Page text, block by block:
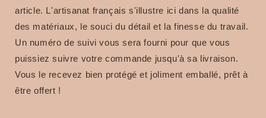
article. L'artisanat français s'illustre ici dans la qualité
des matériaux, le souci du détail et la finesse du travail.
Un numéro de suivi vous sera fourni pour que vous
puissiez suivre votre commande jusqu'à sa livraison.
Vous le recevez bien protégé et joliment emballé, prêt à
être offert !